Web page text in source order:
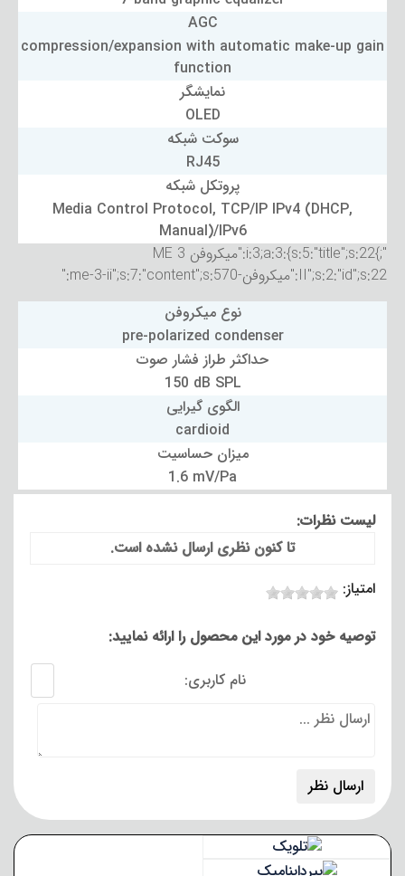
AGC
compression/expansion with automatic make-up gain
function
نمایشگر
OLED
سوکت شبکه
RJ45
پروتکل شبکه
Media Control Protocol, TCP/IP IPv4 (DHCP,
Manual)/IPv6
";}i:3;a:3:{s:5:"title";s:22:"میکروفن ME 3
II";s:2:"id";s:22:"میکروفن-me-3-ii";s:7:"content";s:570:"
نوع میکروفن
pre-polarized condenser
حداکثر طراز فشار صوت
150 dB SPL
الگوی گیرایی
cardioid
میزان حساسیت
1.6 mV/Pa
لیست نظرات:
تا کنون نظری ارسال نشده است.
امتیاز:
توصیه خود در مورد این محصول را ارائه نمایید:
نام کاربری: